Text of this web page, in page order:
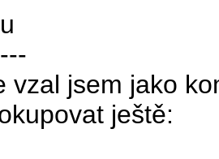
vzal jsem jako
ještě: